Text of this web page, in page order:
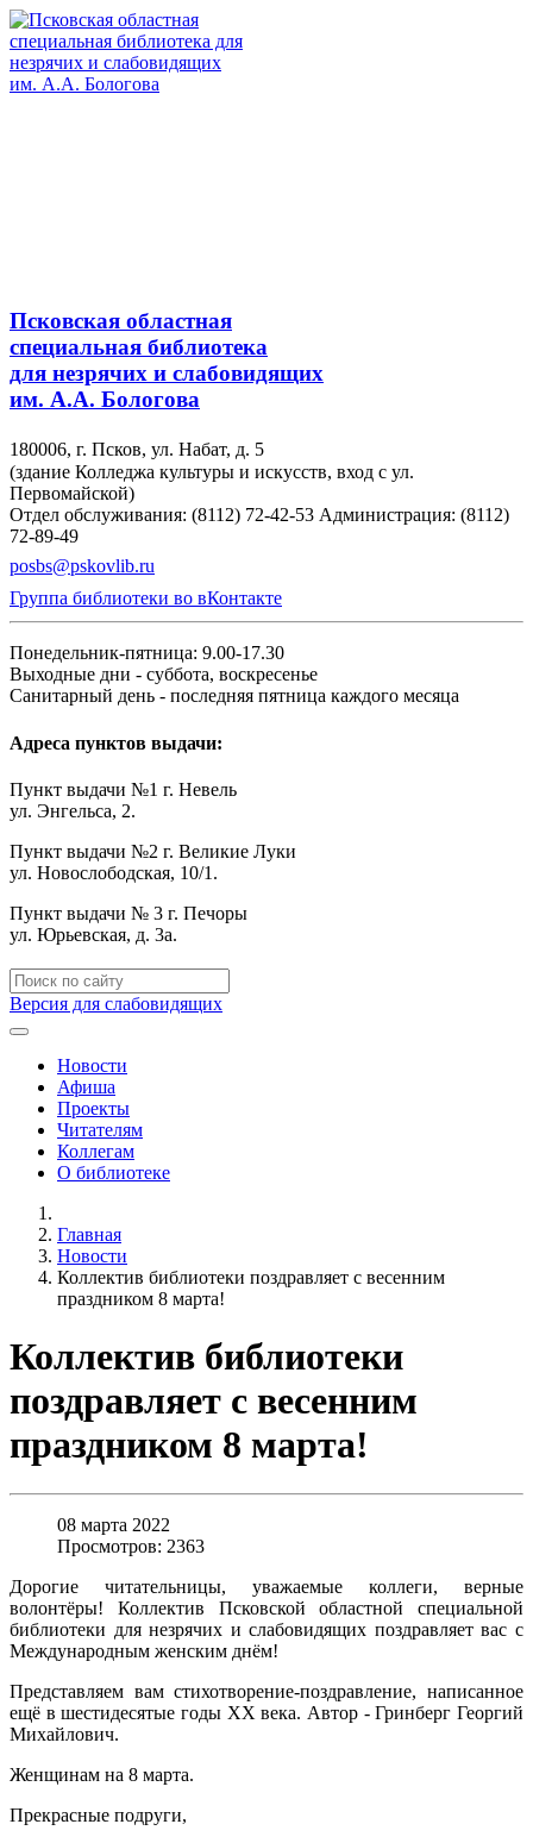
Псковская областная
специальная библиотека
для незрячих и слабовидящих
им. А.А. Бологова
180006, г. Псков, ул. Набат, д. 5
(здание Колледжа культуры и искусств, вход с ул.
Первомайской)
Отдел обслуживания: (8112) 72-42-53 Администрация: (8112)
72-89-49
posbs@pskovlib.ru
Группа библиотеки во вКонтакте
Понедельник-пятница: 9.00-17.30
Выходные дни - суббота, воскресенье
Санитарный день - последняя пятница каждого месяца
Адреса пунктов выдачи:
Пункт выдачи №1 г. Невель
ул. Энгельса, 2.
Пункт выдачи №2 г. Великие Луки
ул. Новослободская, 10/1.
Пункт выдачи № 3 г. Печоры
ул. Юрьевская, д. 3а.
Версия для слабовидящих
Новости
Афиша
Проекты
Читателям
Коллегам
О библиотеке
Главная
Новости
Коллектив библиотеки поздравляет с весенним
праздником 8 марта!
Коллектив библиотеки
поздравляет с весенним
праздником 8 марта!
08 марта 2022
Просмотров: 2363
Дорогие читательницы, уважаемые коллеги, верные
волонтёры! Коллектив Псковской областной специальной
библиотеки для незрячих и слабовидящих поздравляет вас с
Международным женским днём!
Представляем вам стихотворение-поздравление, написанное
ещё в шестидесятые годы XX века. Автор - Гринберг Георгий
Михайлович.
Женщинам на 8 марта.
Прекрасные подруги,